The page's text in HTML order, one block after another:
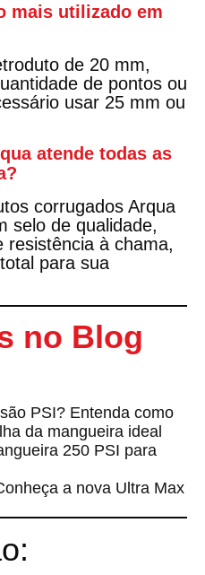
mais utilizado em
de 20 mm,
de pontos ou
usar 25 mm ou
atende todas as
corrugados Arqua
selo de qualidade,
resistência à chama,
para sua
no Blog
PSI? Entenda como
da mangueira ideal
250 PSI para
a nova Ultra Max